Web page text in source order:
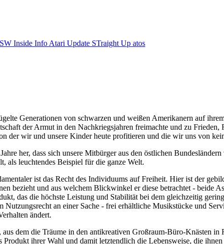
Inside Info Atari Update STraight Up atos
Generationen von schwarzen und weißen Amerikanern auf
der Armut in den Nachkriegsjahren freimachte und zu
der wir und unsere Kinder heute profitieren und die wir uns von
her, dass sich unsere Mitbürger aus den östlichen
als leuchtendes Beispiel für die ganze Welt.
ist das Recht des Individuums auf Freiheit. Hier ist der
bezieht und aus welchem Blickwinkel er diese betrachtet - beide
das die höchste Leistung und Stabilität bei dem gleichzeitig
an einer Sache - frei erhältliche Musikstücke und
ändert.
dem die Träume in den antikreativen Großraum-Büro-Knästen in
ihrer Wahl und damit letztendlich die Lebensweise, die